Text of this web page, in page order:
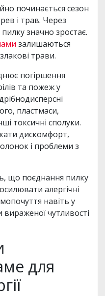
починається сезон
і трав. Через
значно зростає.
залишаються
трави.
погіршення
та пожеж у
пластмаси,
токсичні сполуки.
дискомфорт,
і проблеми з
що поєднання пилку
алергічні
навіть у
чутливості
для